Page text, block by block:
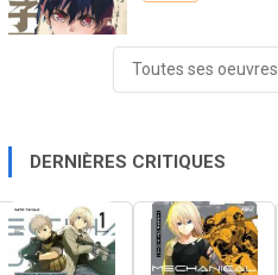
Toutes ses oeuvres
DERNIÈRES CRITIQUES